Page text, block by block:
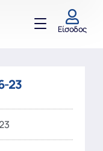
Είσοδος
23